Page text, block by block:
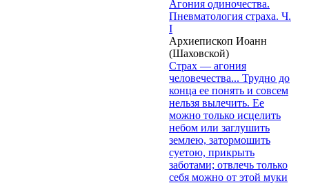
Агония одиночества.
Пневматология страха. Ч.
I
Архиепископ Иоанн
(Шаховской)
Cтрах — агония
человечества... Трудно до
конца ее понять и совсем
нельзя вылечить. Ее
можно только исцелить
небом или заглушить
землею, затормошить
суетою, прикрыть
заботами; отвлечь только
себя можно от этой муки